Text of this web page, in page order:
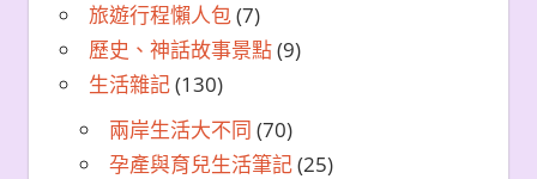
旅遊行程懶人包(7)
歷史、神話故事景點(9)
生活雜記(130)
兩岸生活大不同 (70)
孕產與育兒生活筆記(25)